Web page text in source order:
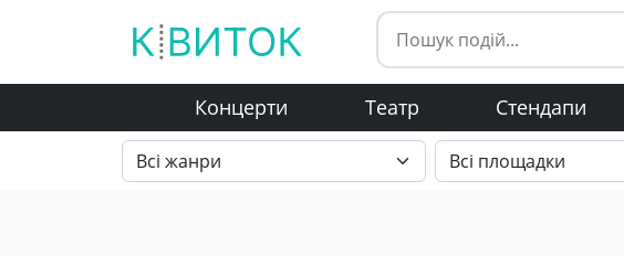
Концерти Театр Стендапи